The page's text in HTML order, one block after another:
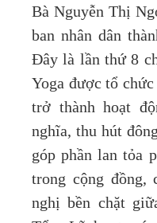
Bà Nguyễn Thị
ban nhân dân
Đây là lần thứ 8
Yoga được tổ
trở thành hoạt
nghĩa, thu hút
góp phần lan tỏa
trong cộng đồng,
nghị bền chặt